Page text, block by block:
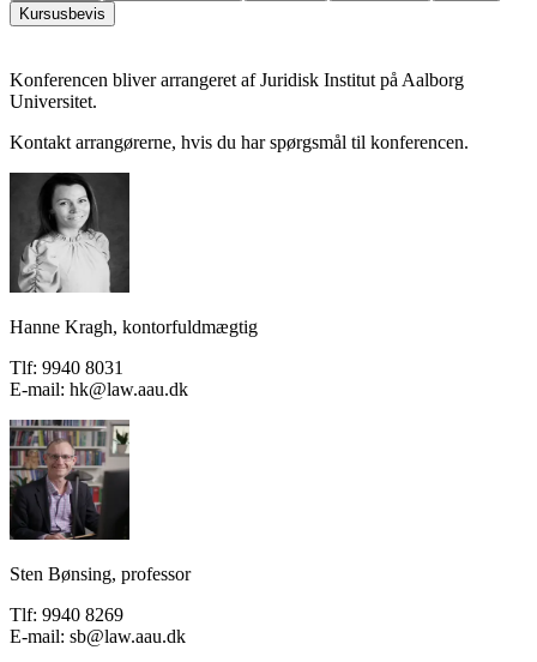
Kursusbevis
Konferencen bliver arrangeret af Juridisk Institut på Aalborg
Universitet.
Kontakt arrangørerne, hvis du har spørgsmål til konferencen.
Hanne Kragh, kontorfuldmægtig
Tlf: 9940 8031
E-mail: hk@law.aau.dk
Sten Bønsing, professor
Tlf: 9940 8269
E-mail: sb@law.aau.dk